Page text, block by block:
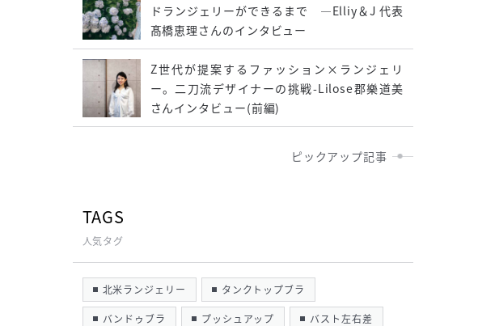
ドランジェリーができるまで ―Elliy＆J 代表
髙橋恵理さんのインタビュー
Z世代が提案するファッション×ランジェリ
ー。二刀流デザイナーの挑戦-Lilose郡樂道美
さんインタビュー(前編)
ピックアップ記事
TAGS
人気タグ
北米ランジェリー タンクトップブラ
バンドゥブラ プッシュアップ バスト左右差